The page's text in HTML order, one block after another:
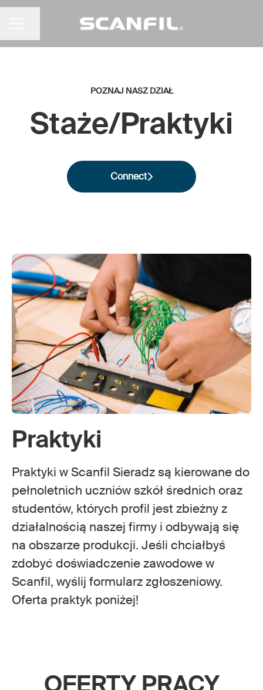
Udostępnij stronę
POZNAJ NASZ DZIAŁ
Staże/Praktyki
Connect
Praktyki
Praktyki w Scanfil Sieradz są kierowane do
pełnoletnich uczniów szkół średnich oraz
studentów, których profil jest zbieżny z
działalnością naszej firmy i odbywają się
na obszarze produkcji. Jeśli chciałbyś
zdobyć doświadczenie zawodowe w
Scanfil, wyślij formularz zgłoszeniowy.
Oferta praktyk poniżej!